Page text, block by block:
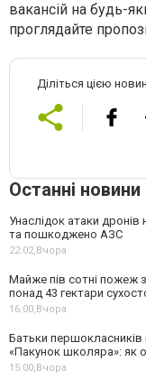
вакансій на будь-
проглядайте
Діліться цією
Останні новини
Унаслідок атаки дронів
та пошкоджено АЗС
22:02,Вчора
Майже пів сотні пожеж
понад 43 гектари
16:00,Вчора
Батьки
«Пакунок школяра»: як
15:00,Вчора